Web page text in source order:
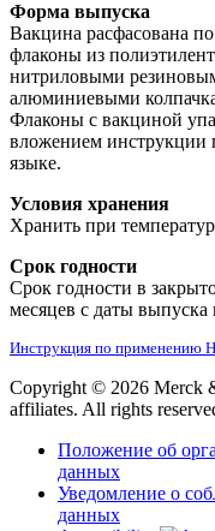
Форма выпуска
Вакцина расфасована
флаконы из
нитриловыми
алюминиевыми
Флаконы с вакциной
вложением
языке.
Условия хранения
Хранить при
Срок годности
Срок годности в
месяцев с даты
Инструкция по применению
Copyright © 2026 Merck
affiliates. All rights
Положение об
данных
Уведомление о
данных